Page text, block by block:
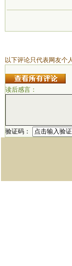
以下评论只代表网友个
读后感言：
验证码：